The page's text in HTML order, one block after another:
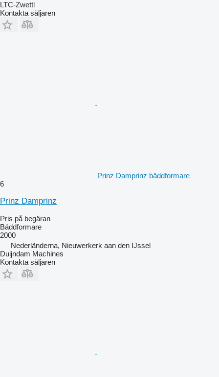
LTC-Zwettl
Kontakta säljaren
Prinz Damprinz bäddformare
6
Prinz Damprinz
Pris på begäran
Bäddformare
2000
Nederländerna, Nieuwerkerk aan den IJssel
Duijndam Machines
Kontakta säljaren